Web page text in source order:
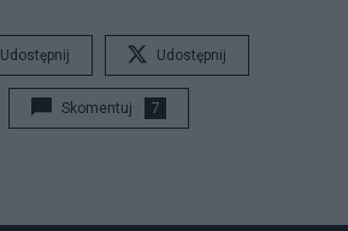
Udostępnij Udostępnij
Skomentuj 7